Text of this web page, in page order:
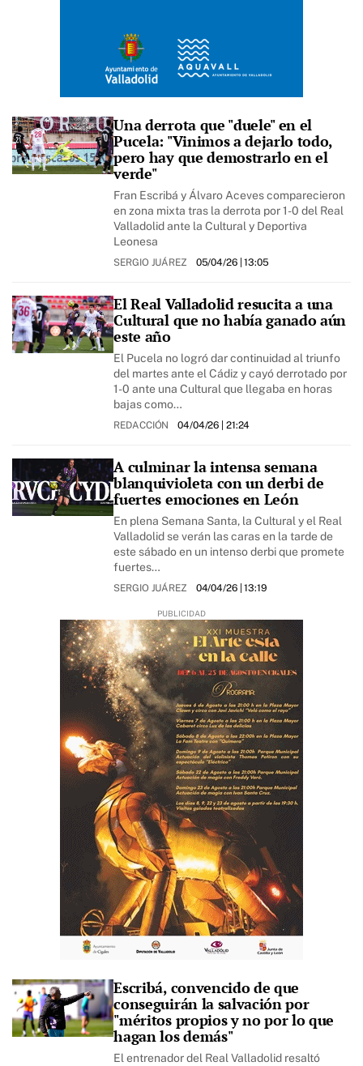
Una derrota que "duele" en el
Pucela: "Vinimos a dejarlo todo,
pero hay que demostrarlo en el
verde"
Fran Escribá y Álvaro Aceves comparecieron
en zona mixta tras la derrota por 1-0 del Real
Valladolid ante la Cultural y Deportiva
Leonesa
SERGIO JUÁREZ 05/04/26| 13:05
El Real Valladolid resucita a una
Cultural que no había ganado aún
este año
El Pucela no logró dar continuidad al triunfo
del martes ante el Cádiz y cayó derrotado por
1-0 ante una Cultural que llegaba en horas
bajas como…
REDACCIÓN 04/04/26 | 21:24
A culminar la intensa semana
blanquivioleta con un derbi de
fuertes emociones en León
En plena Semana Santa, la Cultural y el Real
Valladolid se verán las caras en la tarde de
este sábado en un intenso derbi que promete
fuertes…
SERGIO JUÁREZ 04/04/26| 13:19
Escribá, convencido de que
conseguirán la salvación por
"méritos propios y no por lo que
hagan los demás"
El entrenador del Real Valladolid resaltó